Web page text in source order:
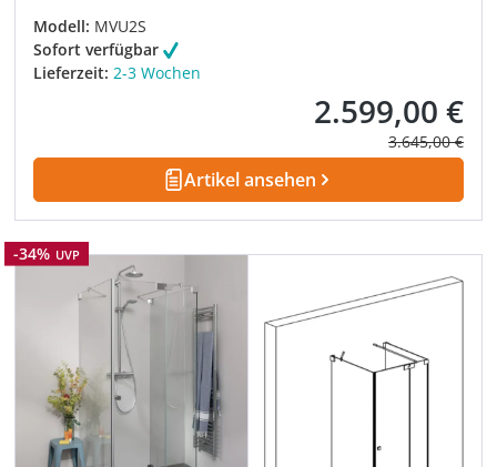
Modell: MVU2S
Sofort verfügbar
Lieferzeit: 2-3 Wochen
Verkaufspreis:
2.599,00 €
Regulärer
3.645,00 €
Artikel ansehen
Rabatt
-34% UVP